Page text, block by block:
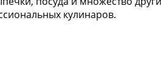
кулинаров.